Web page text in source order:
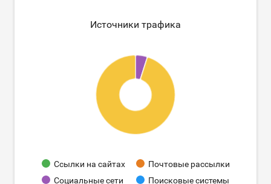
Источники трафика
Ссылки на сайтах
Почтовые рассылки
Социальные сети
Поисковые системы